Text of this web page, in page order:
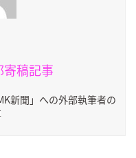
稿記事
新聞」への外部執筆者の